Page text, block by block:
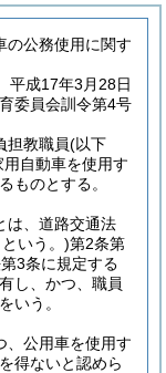
の公務使用に関す
平成17年3月28日
委員会訓令第4号
担教職員(以下
自動車を使用す
ものとする。
は、道路交通法
いう。)第2条第
3条に規定する
し、かつ、職員
いう。
、公用車を使用す
得ないと認めら